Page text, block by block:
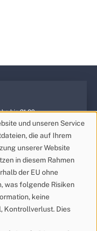
bis 21:00
jederzeit
2683 21 025
und unseren Service
die auf Ihrem
unserer Website
in diesem Rahmen
der EU ohne
was folgende Risiken
keine
Kontrollverlust. Dies